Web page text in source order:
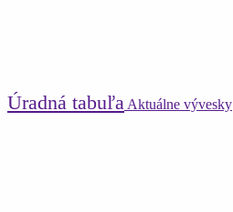
Úradná tabuľa Aktuálne vývesky